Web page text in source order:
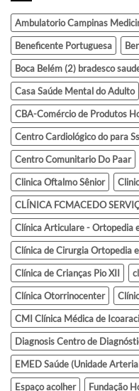
Ambulatorio Campinas
Beneficente Portuguesa
Boca Belém (2) bradesco
Casa Saúde Mental do Adulto
CBA-Comércio de Produtos
Centro Cardiológico do para Ss
Centro Comunitario Do Paar
Clinica Oftalmo Sênior
CLÍNICA FCMACEDO
Clínica Articulare - Ortopedia
Clínica de Cirurgia Ortopedia
Clínica de Crianças Pio XII
Clínica Otorrinocenter
CMI Clínica Médica de Icoaraci
Diagnosis Centro de
EMED Saúde (Unidade
Espaço acolher
Fundação